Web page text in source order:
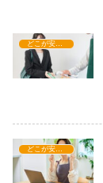
どこが安い？-食品・食材
どこが安い？-食品・食材